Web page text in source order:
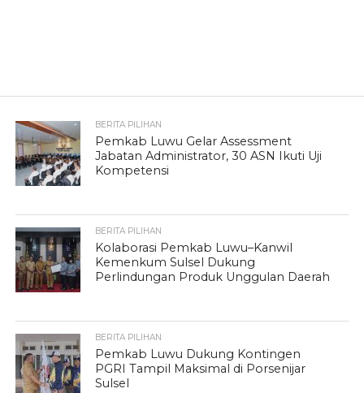
BERITA PILIHAN
Pemkab Luwu Gelar Assessment
Jabatan Administrator, 30 ASN Ikuti Uji
Kompetensi
BERITA PILIHAN
Kolaborasi Pemkab Luwu–Kanwil
Kemenkum Sulsel Dukung
Perlindungan Produk Unggulan Daerah
BERITA PILIHAN
Pemkab Luwu Dukung Kontingen
PGRI Tampil Maksimal di Porsenijar
Sulsel